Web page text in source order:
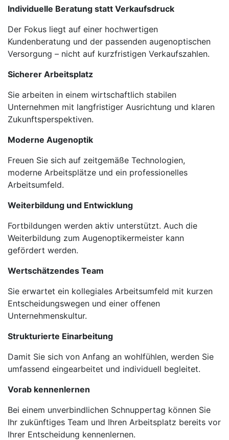
Individuelle Beratung statt Verkaufsdruck
Der Fokus liegt auf einer hochwertigen
Kundenberatung und der passenden augenoptischen
Versorgung – nicht auf kurzfristigen Verkaufszahlen.
Sicherer Arbeitsplatz
Sie arbeiten in einem wirtschaftlich stabilen
Unternehmen mit langfristiger Ausrichtung und klaren
Zukunftsperspektiven.
Moderne Augenoptik
Freuen Sie sich auf zeitgemäße Technologien,
moderne Arbeitsplätze und ein professionelles
Arbeitsumfeld.
Weiterbildung und Entwicklung
Fortbildungen werden aktiv unterstützt. Auch die
Weiterbildung zum Augenoptikermeister kann
gefördert werden.
Wertschätzendes Team
Sie erwartet ein kollegiales Arbeitsumfeld mit kurzen
Entscheidungswegen und einer offenen
Unternehmenskultur.
Strukturierte Einarbeitung
Damit Sie sich von Anfang an wohlfühlen, werden Sie
umfassend eingearbeitet und individuell begleitet.
Vorab kennenlernen
Bei einem unverbindlichen Schnuppertag können Sie
Ihr zukünftiges Team und Ihren Arbeitsplatz bereits vor
Ihrer Entscheidung kennenlernen.